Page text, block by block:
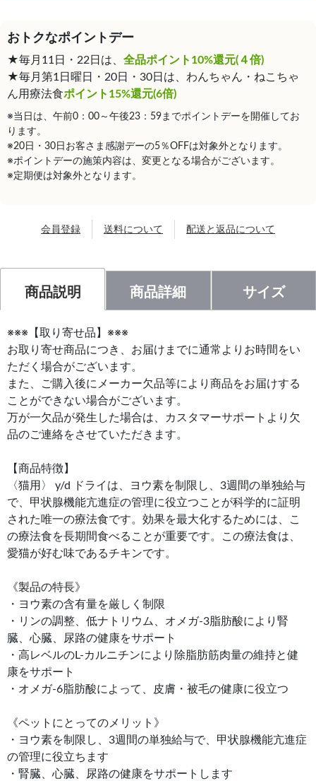
おトクなポイントデー
★毎月11日・22日は、 全品ポイント10%還元(４倍)
★毎月第1日曜日・20日・30日は、わんちゃん・ねこちゃ
ん用療法食ポイント15%還元(6倍)
※当日は、午前0：00～午後23：59までポイントデーを開催してお
ります。
※20日・30日お客さま感謝デーの5％OFFは対象外となります。
※ポイントデーの施策内容は、変更となる場合がございます。
※定期便は対象外となります。
会員登録 送料について 配送と返品について
商品説明 商品詳細 サイズ
※※※【取り寄せ品】※※※
お取り寄せ商品につき、お届けまでに通常よりお時間をい
ただく場合がございます。
また、ご購入後にメーカー欠品等により商品をお届けする
ことができない場合がございます。
万が一欠品が発生した場合は、カスタマーサポートより欠
品のご連絡をさせていただきます。
【商品特徴】
〈猫用〉 y/d ドライは、ヨウ素を制限し、3週間の単独給与
で、甲状腺機能亢進症の管理に役立つことが科学的に証明
された唯一の療法食です。効果を最大化するためには、こ
の療法食を長期間食べることが重要です。この療法食は、
愛猫が好む味であるチキンです。
《製品の特長》
・ヨウ素の含有量を厳しく制限
・リンの調整、低ナトリウム、オメガ-3脂肪酸により腎
臓、心臓、尿路の健康をサポート
・高レベルのL-カルニチンにより除脂肪筋肉量の維持と健
康をサポート
・オメガ-6脂肪酸によって、皮膚・被毛の健康に役立つ
《ペットにとってのメリット》
・ヨウ素を制限し、3週間の単独給与で、甲状腺機能亢進症
の管理に役立ちます
・腎臓、心臓、尿路の健康をサポートします